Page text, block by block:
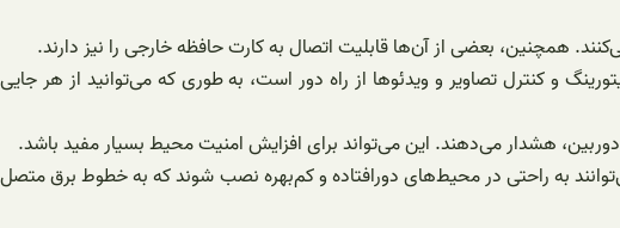
همچنین، بعضی از آن‌ها قابلیت اتصال به کارت حافظه خارجی را نیز دارند.
و کنترل تصاویر و ویدئوها از راه دور است، به طوری که می‌توانید از هر جایی
هشدار می‌دهند. این می‌تواند برای افزایش امنیت محیط بسیار مفید باشد.
به راحتی در محیط‌های دورافتاده و کم‌بهره نصب شوند که به خطوط برق متصل